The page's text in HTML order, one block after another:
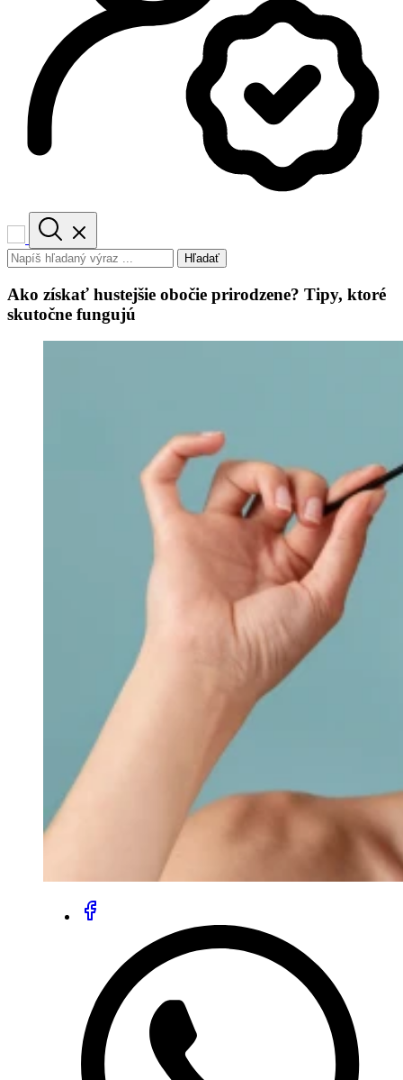
Hľadať
Ako získať hustejšie obočie prirodzene? Tipy, ktoré
skutočne fungujú